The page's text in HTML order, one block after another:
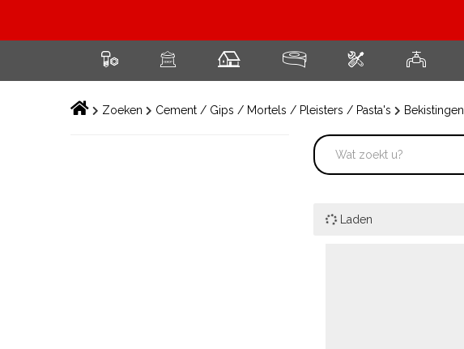
content
Zoeken Cement / Gips / Mortels / Pleisters / Pasta's Bekistingen
Laden